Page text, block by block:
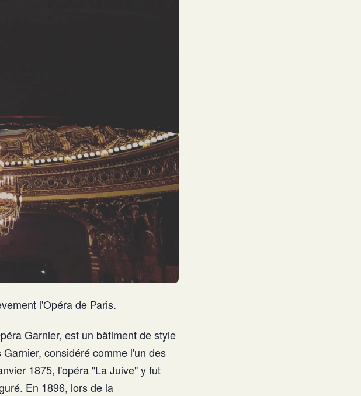
l'Opéra de Paris.
Garnier, est un bâtiment de style
considéré comme l'un des
1875, l'opéra "La Juive" y fut
En 1896, lors de la